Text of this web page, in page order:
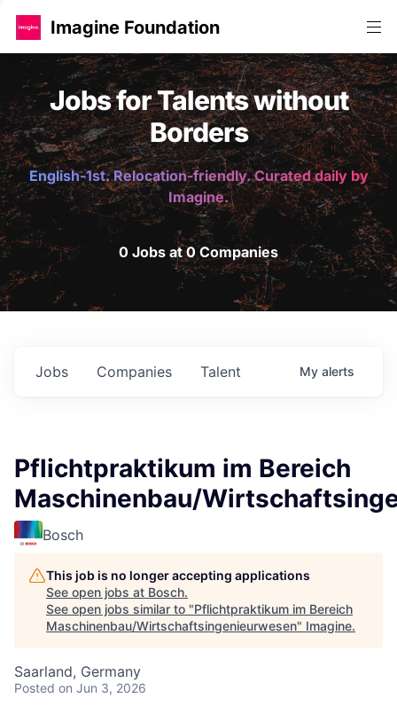
Imagine Foundation
Jobs for Talents without
Borders
English-1st. Relocation-friendly. Curated daily by
Imagine.
0 Jobs at 0 Companies
Jobs Companies Talent My alerts
Pflichtpraktikum im Bereich
Maschinenbau/
Bosch
This job is no longer accepting applications
See open jobs at Bosch.
See open jobs similar to "Pflichtpraktikum im Bereich
Maschinenbau/Wirtschaftsingenieurwesen" Imagine.
Saarland, Germany
Posted on Jun 3, 2026